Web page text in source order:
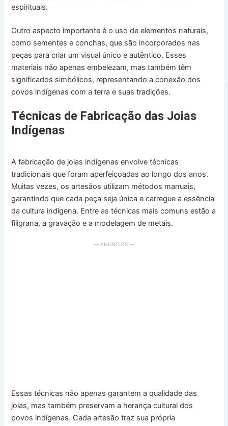
espirituais.
Outro aspecto importante é o uso de elementos naturais,
como sementes e conchas, que são incorporados nas
peças para criar um visual único e autêntico. Esses
materiais não apenas embelezam, mas também têm
significados simbólicos, representando a conexão dos
povos indígenas com a terra e suas tradições.
Técnicas de Fabricação das Joias
Indígenas
A fabricação de joias indígenas envolve técnicas
tradicionais que foram aperfeiçoadas ao longo dos anos.
Muitas vezes, os artesãos utilizam métodos manuais,
garantindo que cada peça seja única e carregue a essência
da cultura indígena. Entre as técnicas mais comuns estão a
filigrana, a gravação e a modelagem de metais.
— ANÚNCIOS —
Essas técnicas não apenas garantem a qualidade das
joias, mas também preservam a herança cultural dos
povos indígenas. Cada artesão traz sua própria